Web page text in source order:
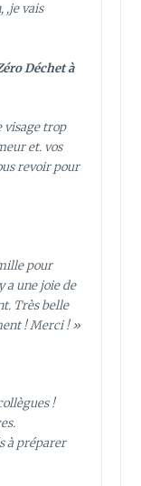
,je vais
Déchet à
visage trop
et. vos
revoir pour
pour
a une joie de
Très belle
! Merci ! »
!
à préparer